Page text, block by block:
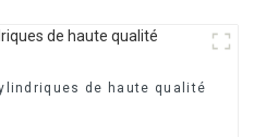
de haute qualité